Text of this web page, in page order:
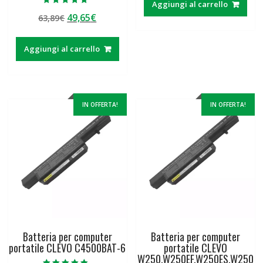
5.00
su 5
63,89€ Il
originale
era:
49,65€Il
attuale
è:
Aggiungi al carrello
era:
è:
Aggiungi al carrello
IN OFFERTA!
Batteria per computer
portatile CLEVO C4500BAT-6
IN OFFERTA!
Batteria per computer
portatile CLEVO
W250,W250EF,W250ES,W250